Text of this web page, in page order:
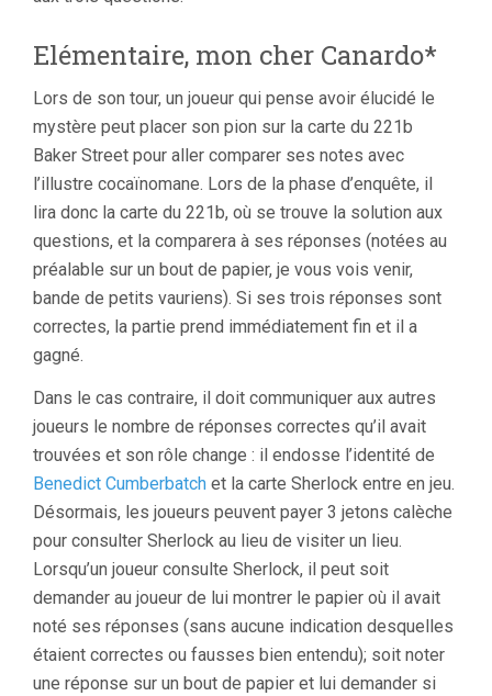
Elémentaire, mon cher Canardo*
Lors de son tour, un joueur qui pense avoir élucidé le
mystère peut placer son pion sur la carte du 221b
Baker Street pour aller comparer ses notes avec
l’illustre cocaïnomane. Lors de la phase d’enquête, il
lira donc la carte du 221b, où se trouve la solution aux
questions, et la comparera à ses réponses (notées au
préalable sur un bout de papier, je vous vois venir,
bande de petits vauriens). Si ses trois réponses sont
correctes, la partie prend immédiatement fin et il a
gagné.
Dans le cas contraire, il doit communiquer aux autres
joueurs le nombre de réponses correctes qu’il avait
trouvées et son rôle change : il endosse l’identité de
Benedict Cumberbatch et la carte Sherlock entre en jeu.
Désormais, les joueurs peuvent payer 3 jetons calèche
pour consulter Sherlock au lieu de visiter un lieu.
Lorsqu’un joueur consulte Sherlock, il peut soit
demander au joueur de lui montrer le papier où il avait
noté ses réponses (sans aucune indication desquelles
étaient correctes ou fausses bien entendu); soit noter
une réponse sur un bout de papier et lui demander si